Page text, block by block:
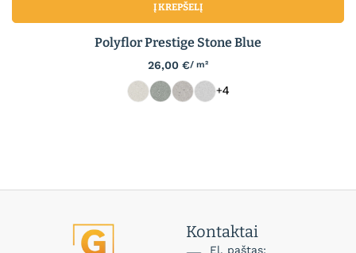
Į KREPŠELĮ
Polyflor Prestige Stone Blue
26,00 €/ m²
+4
Kontaktai
El. paštas: